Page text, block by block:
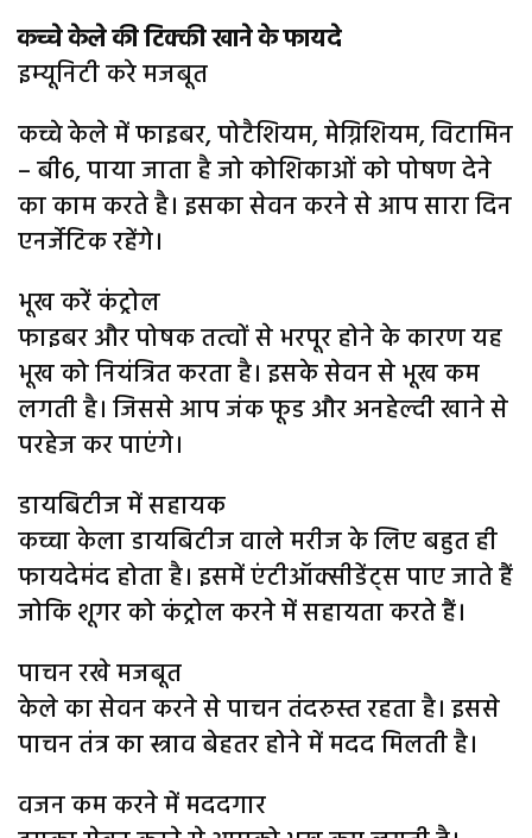
कच्चे केले की टिक्की खाने के फायदे
इम्यूनिटी करे मजबूत
कच्चे केले में फाइबर, पोटैशियम, मेग्निशियम, विटामिन
– बी6, पाया जाता है जो कोशिकाओं को पोषण देने
का काम करते है। इसका सेवन करने से आप सारा दिन
एनर्जेटिक रहेंगे।
भूख करें कंट्रोल
फाइबर और पोषक तत्वों से भरपूर होने के कारण यह
भूख को नियंत्रित करता है। इसके सेवन से भूख कम
लगती है। जिससे आप जंक फूड और अनहेल्दी खाने से
परहेज कर पाएंगे।
डायबिटीज में सहायक
कच्चा केला डायबिटीज वाले मरीज के लिए बहुत ही
फायदेमंद होता है। इसमें एंटीऑक्सीडेंट्स पाए जाते हैं
जोकि शूगर को कंट्रोल करने में सहायता करते हैं।
पाचन रखे मजबूत
केले का सेवन करने से पाचन तंदरुस्त रहता है। इससे
पाचन तंत्र का स्त्राव बेहतर होने में मदद मिलती है।
वजन कम करने में मददगार